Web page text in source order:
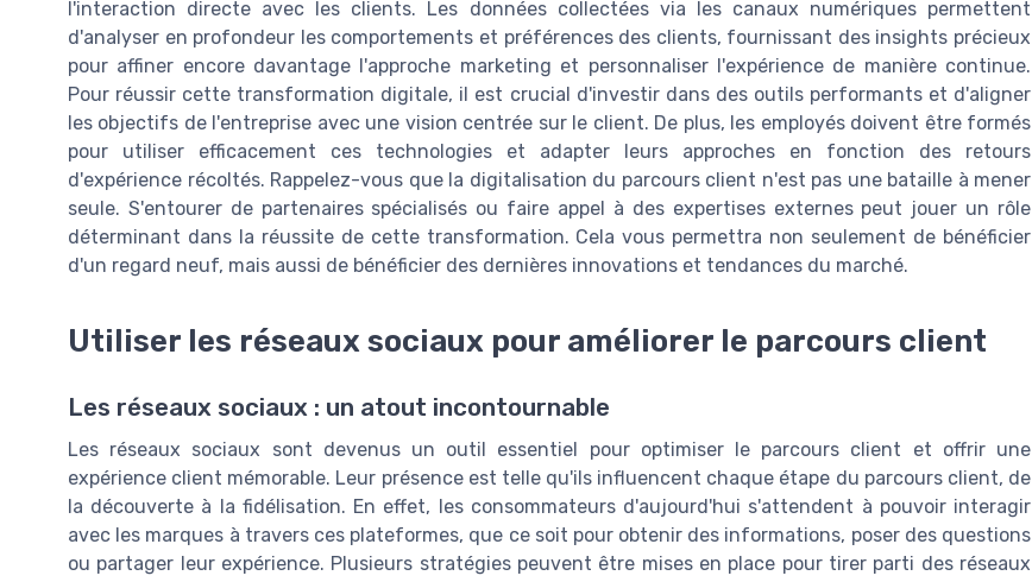
l'interaction directe avec les clients. Les données collectées via les canaux numériques permettent
d'analyser en profondeur les comportements et préférences des clients, fournissant des insights précieux
pour affiner encore davantage l'approche marketing et personnaliser l'expérience de manière continue.
Pour réussir cette transformation digitale, il est crucial d'investir dans des outils performants et d'aligner
les objectifs de l'entreprise avec une vision centrée sur le client. De plus, les employés doivent être formés
pour utiliser efficacement ces technologies et adapter leurs approches en fonction des retours
d'expérience récoltés. Rappelez-vous que la digitalisation du parcours client n'est pas une bataille à mener
seule. S'entourer de partenaires spécialisés ou faire appel à des expertises externes peut jouer un rôle
déterminant dans la réussite de cette transformation. Cela vous permettra non seulement de bénéficier
d'un regard neuf, mais aussi de bénéficier des dernières innovations et tendances du marché.
Utiliser les réseaux sociaux pour améliorer le parcours client
Les réseaux sociaux : un atout incontournable
Les réseaux sociaux sont devenus un outil essentiel pour optimiser le parcours client et offrir une
expérience client mémorable. Leur présence est telle qu'ils influencent chaque étape du parcours client, de
la découverte à la fidélisation. En effet, les consommateurs d'aujourd'hui s'attendent à pouvoir interagir
avec les marques à travers ces plateformes, que ce soit pour obtenir des informations, poser des questions
ou partager leur expérience. Plusieurs stratégies peuvent être mises en place pour tirer parti des réseaux